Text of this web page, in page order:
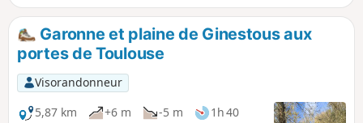
Nord, le trajet passe par des chemins longeant l'Hers et des
zones pavillonnaires. Un pont permet d'entrer à Aucamville
par une zone naturelle aménagée. Puis le chemin nous
guide jusqu'à Launaguet, pour y découvrir la mairie et son
parc offrant un point de vue remarquable.
Garonne et plaine de Ginestous aux
portes de Toulouse
Visorandonneur
5,87 km
+6 m -5 m
1h 40